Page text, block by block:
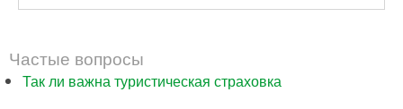
Частые вопросы
Так ли важна туристическая страховка